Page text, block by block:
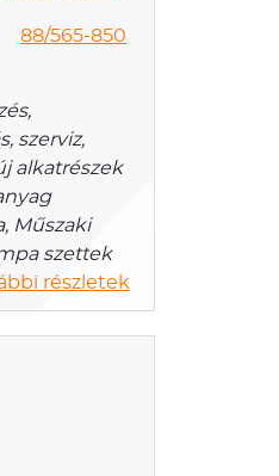
88/565-850
szerviz,
alkatrészek
Műszaki
szettek
részletek